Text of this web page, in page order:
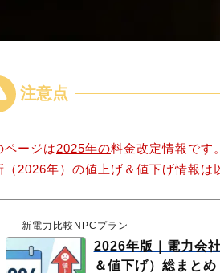
ページは2025年の料金改定情報です。
（2026年）の値上げ＆値下げ情報は
新電力比較NPCプラン
2026年版｜電力会
＆値下げ）総まとめ